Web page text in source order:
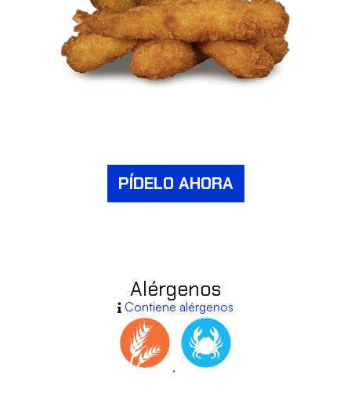
PÍDELO AHORA
Alérgenos
Contiene alérgenos
,